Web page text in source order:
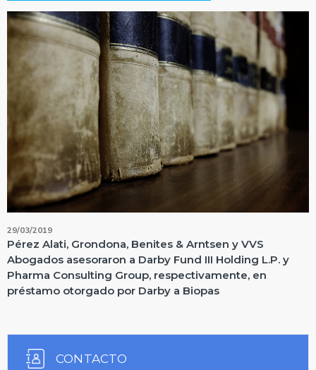
29/03/2019
Pérez Alati, Grondona, Benites & Arntsen y VVS
Abogados asesoraron a Darby Fund III Holding L.P. y
Pharma Consulting Group, respectivamente, en
préstamo otorgado por Darby a Biopas
CONTACTO